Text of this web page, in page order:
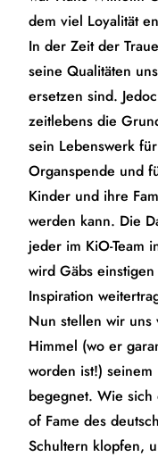
dem viel Loyalität
In der Zeit der
seine Qualitäten
ersetzen sind.
zeitlebens die
sein Lebenswerk
Organspende und
Kinder und ihre
werden kann. Die
jeder im KiO-Team
wird Gäbs
Inspiration
Nun stellen wir
Himmel (wo er
worden ist!)
begegnet. Wie
of Fame des
Schultern klopfen,